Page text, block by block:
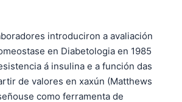
introduciron a avaliación
en Diabetologia en 1985
á insulina e a función das
de valores en xaxún (Matthews
como ferramenta de